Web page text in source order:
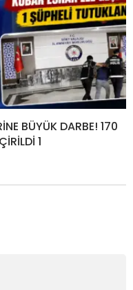
BÜYÜK DARBE! 170
1